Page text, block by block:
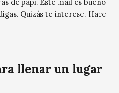
de papi. Este mail es bueno
Quizás te interese. Hace
llenar un lugar